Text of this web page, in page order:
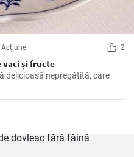
Acțiune 2
vaci și fructe
delicioasă nepregătită, care